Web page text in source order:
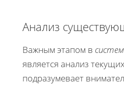
Анализ
Важным этапом в
является анализ
подразумевает